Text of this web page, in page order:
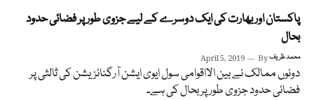
پاکستان اور بھارت کی ایک دوسرے کے لیے جزوی طور پر فضائی حدود
بحال
April 5, 2019 Byمحمد ظریف
دونوں ممالک نے بین الااقوامی سول ایوی ایشن آرگنائزیشن کی ثالثی پر
فضائی حدود جزوی طور پر بحال کی ہے۔